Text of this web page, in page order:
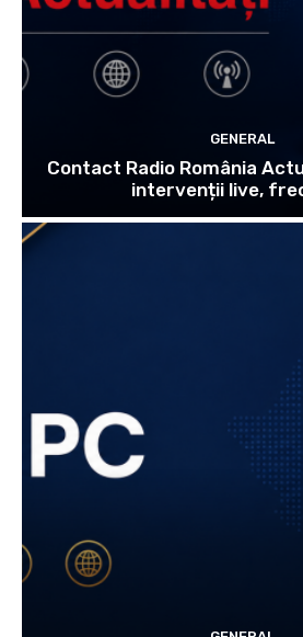
GENERAL
Contact Radio România
intervenții live,